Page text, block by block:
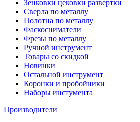
Зенковки цековки развертки
Сверла по металлу
Полотна по металлу
Фаскосниматели
Фрезы по металлу
Ручной инструмент
Товары со скидкой
Новинки
Остальной инструмент
Коронки и пробойники
Наборы инстумента
Производители